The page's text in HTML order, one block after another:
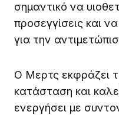
σημαντικό να
προσεγγίσεις και
για την
Ο Μερτς εκφράζει
κατάσταση και
ενεργήσει με